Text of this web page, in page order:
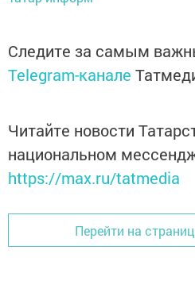
Следите за самым
Telegram-канале
Читайте новости
национальном
https://max.ru/tatmedia
Перейти на